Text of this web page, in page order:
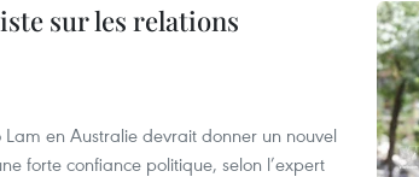
sur les relations
en Australie devrait donner un nouvel
forte confiance politique, selon l’expert